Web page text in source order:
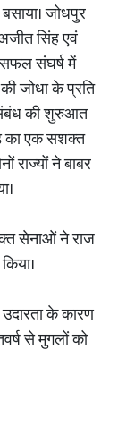
जोधपुर
सिंह एवं
सफल संघर्ष में
जोधा के प्रति
की शुरुआत
का एक सशक्त
राज्यों ने बाबर
सेनाओं ने राज
के कारण
से मुगलों को